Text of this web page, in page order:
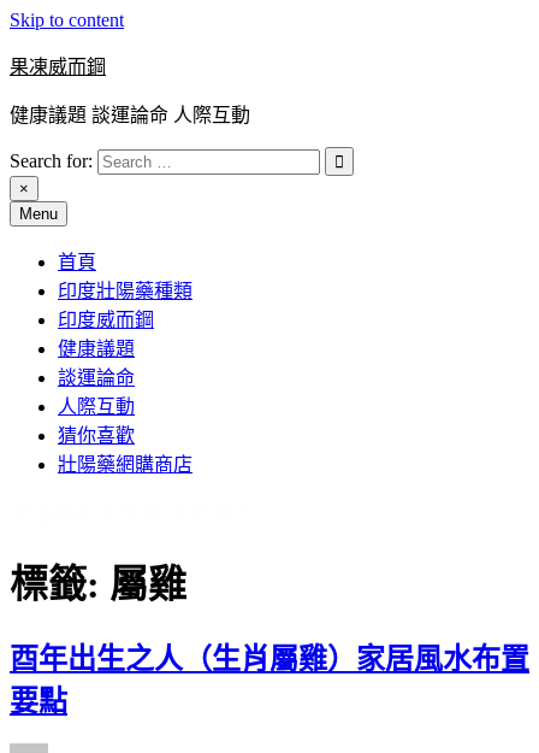
Skip to content
果凍威而鋼
健康議題 談運論命 人際互動
Search for:
×
Menu
首頁
印度壯陽藥種類
印度威而鋼
健康議題
談運論命
人際互動
猜你喜歡
壯陽藥網購商店
標籤: 屬雞
酉年出生之人（生肖屬雞）家居風水布置
要點